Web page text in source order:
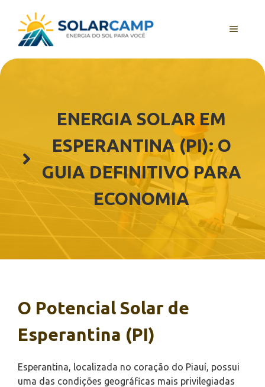
conteúdo
MENU
ENERGIA SOLAR EM
ESPERANTINA (PI): O
GUIA DEFINITIVO PARA
ECONOMIA
O Potencial Solar de
Esperantina (PI)
Esperantina, localizada no coração do Piauí, possui
uma das condições geográficas mais privilegiadas